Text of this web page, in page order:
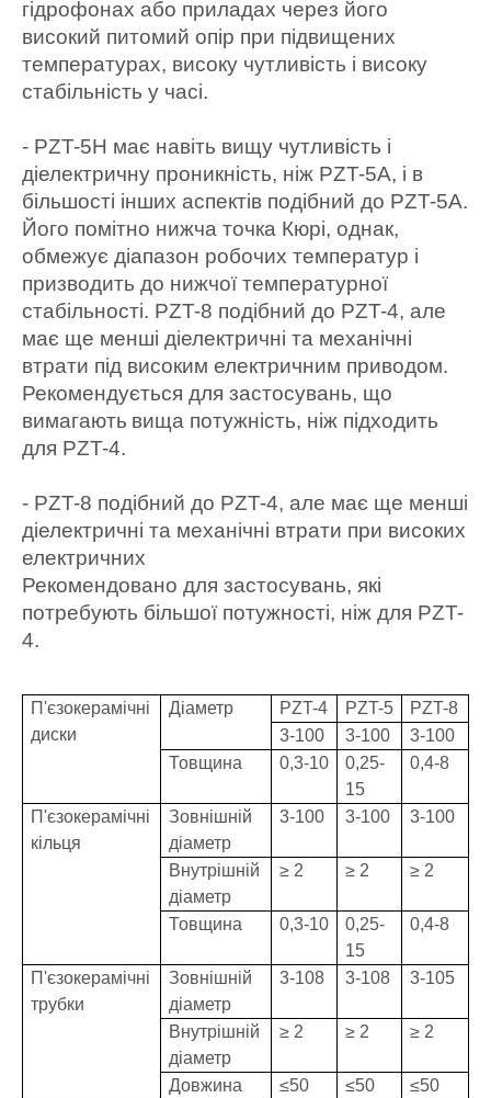
гідрофонах або приладах через його
високий питомий опір при підвищених
температурах, високу чутливість і високу
стабільність у часі.
- PZT-5H має навіть вищу чутливість і
діелектричну проникність, ніж PZT-5A, і в
більшості інших аспектів подібний до PZT-5A.
Його помітно нижча точка Кюрі, однак,
обмежує діапазон робочих температур і
призводить до нижчої температурної
стабільності. PZT-8 подібний до PZT-4, але
має ще менші діелектричні та механічні
втрати під високим електричним приводом.
Рекомендується для застосувань, що
вимагають вища потужність, ніж підходить
для PZT-4.
- PZT-8 подібний до PZT-4, але має ще менші
діелектричні та механічні втрати при високих
електричних
Рекомендовано для застосувань, які
потребують більшої потужності, ніж для PZT-
4.
П'єзокерамічні
диски
Діаметр PZT-4 PZT-5
PZT-8
3-100
3-100
3-100
Товщина
0,3-10
0,25-
15
0,4-8
П'єзокерамічні
кільця
Зовнішній
діаметр
3-100 3-100 3-100
Внутрішній
діаметр
≥ 2 ≥ 2 ≥ 2
Товщина 0,3-10
0,25-
15
0,4-8
П'єзокерамічні
трубки
Зовнішній
діаметр
3-108 3-108 3-105
Внутрішній
діаметр
≥ 2 ≥ 2 ≥ 2
Довжина ≤50 ≤50
≤50